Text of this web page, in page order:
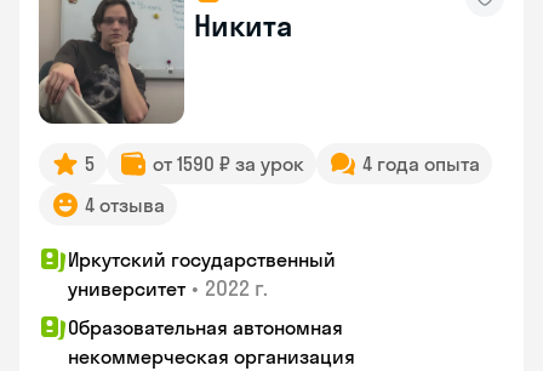
Никита
5 от 1590 ₽ за урок
4 года опыта
4 отзыва
Иркутский государственный
университет • 2022 г.
Образовательная автономная
некоммерческая организация